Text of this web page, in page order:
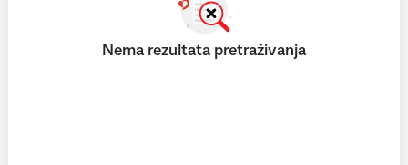
Nema rezultata pretraživanja